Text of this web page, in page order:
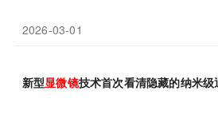
2026-03-01
新型显微镜技术首次看清隐藏的纳米级